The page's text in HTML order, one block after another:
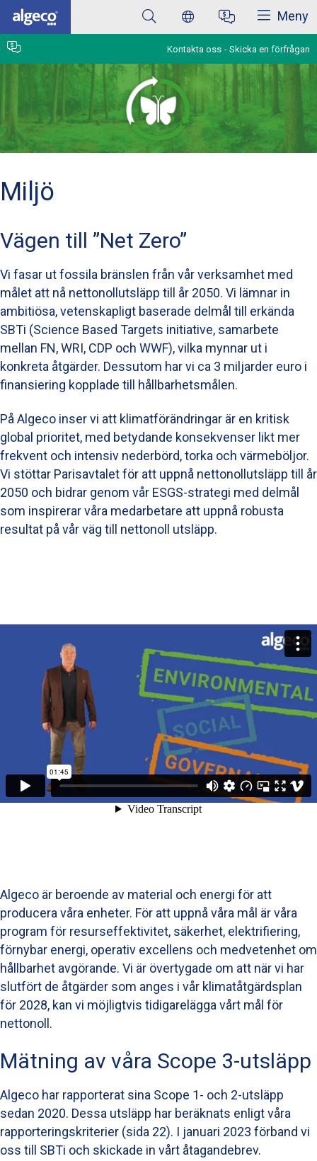
Hoppa
huvudinnehåll
Meny
Kontakta oss Skicka en förfrågan
Miljö
Vägen till ”Net Zero”
Vi fasar ut fossila bränslen från vår verksamhet med
målet att nå nettonollutsläpp till år 2050. Vi lämnar in
ambitiösa, vetenskapligt baserade delmål till erkända
SBTi (Science Based Targets initiative, samarbete
mellan FN, WRI, CDP och WWF), vilka mynnar ut i
konkreta åtgärder. Dessutom har vi ca 3 miljarder euro i
finansiering kopplade till hållbarhetsmålen.
På Algeco inser vi att klimatförändringar är en kritisk
global prioritet, med betydande konsekvenser likt mer
frekvent och intensiv nederbörd, torka och värmeböljor.
Vi stöttar Parisavtalet för att uppnå nettonollutsläpp till år
2050 och bidrar genom vår ESGS-strategi med delmål
som inspirerar våra medarbetare att uppnå robusta
resultat på vår väg till nettonoll utsläpp.
Algeco är beroende av material och energi för att
producera våra enheter. För att uppnå våra mål är våra
program för resurseffektivitet, säkerhet, elektrifiering,
förnybar energi, operativ excellens och medvetenhet om
hållbarhet avgörande. Vi är övertygade om att när vi har
slutfört de åtgärder som anges i vår klimatåtgärdsplan
för 2028, kan vi möjligtvis tidigarelägga vårt mål för
nettonoll.
Mätning av våra Scope 3-utsläpp
Algeco har rapporterat sina Scope 1- och 2-utsläpp
sedan 2020. Dessa utsläpp har beräknats enligt våra
rapporteringskriterier (sida 22). I januari 2023 förband vi
oss till SBTi och skickade in vårt åtagandebrev.